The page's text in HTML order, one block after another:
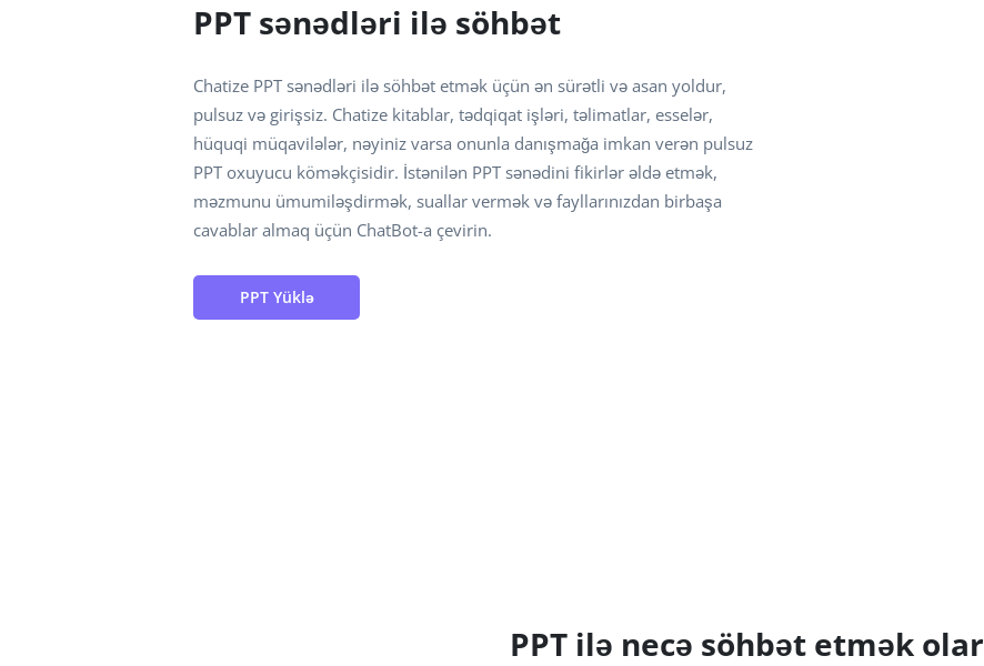
PPT sənədləri ilə söhbət
Chatize PPT sənədləri ilə söhbət etmək üçün ən sürətli və asan yoldur,
pulsuz və girişsiz. Chatize kitablar, tədqiqat işləri, təlimatlar, esselər,
hüquqi müqavilələr, nəyiniz varsa onunla danışmağa imkan verən pulsuz
PPT oxuyucu köməkçisidir. İstənilən PPT sənədini fikirlər əldə etmək,
məzmunu ümumiləşdirmək, suallar vermək və fayllarınızdan birbaşa
cavablar almaq üçün ChatBot-a çevirin.
PPT Yüklə
PPT ilə necə söhbət etmək olar